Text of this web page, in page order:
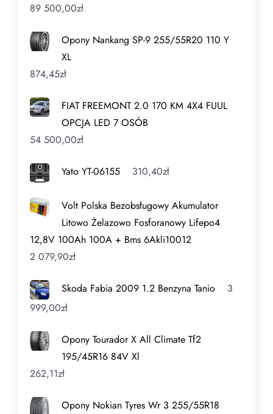
89 500,00zł
Opony Nankang SP-9 255/55R20 110 Y
XL
874,45zł
FIAT FREEMONT 2.0 170 KM 4X4 FUUL
OPCJA LED 7 OSÓB
54 500,00zł
Yato YT-06155 310,40zł
Volt Polska Bezobsługowy Akumulator
Litowo Żelazowo Fosforanowy Lifepo4
12,8V 100Ah 100A + Bms 6Akli10012
2 079,90zł
Skoda Fabia 2009 1.2 Benzyna Tanio
3
999,00zł
Opony Tourador X All Climate Tf2
195/45R16 84V Xl
262,11zł
Opony Nokian Tyres Wr 3 255/55R18